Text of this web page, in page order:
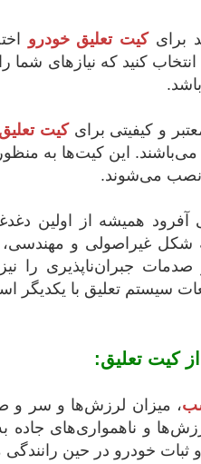
برایکیت تعلیق خودرو
کنید که نیازهای شما
و کیفیتی برایکیت تعلیق
این کیت‌ها به
نصب می‌شوند.
آفرود همیشه از اولین
شکل غیراصولی و مهندسی،
جبران‌ناپذیری را نیز
سیستم تعلیق با یکدیگر
کیت تعلیق:
، میزان لرزش‌ها و سر و
و ناهمواری‌های
ثبات خودرو در حین